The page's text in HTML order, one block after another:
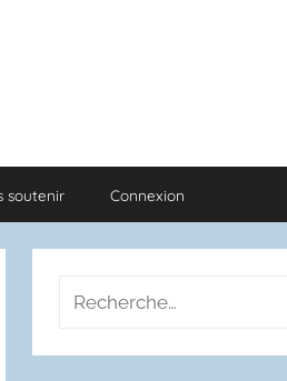
soutenir Connexion
Recherche
: